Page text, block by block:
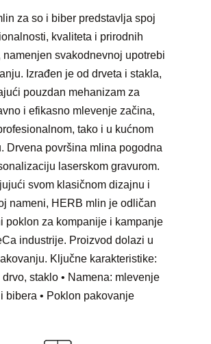
za so i biber predstavlja spoj
kvaliteta i prirodnih
namenjen svakodnevnoj upotrebi
Izrađen je od drveta i stakla,
pouzdan mehanizam za
i efikasno mlevenje začina,
tako i u kućnom
Drvena površina mlina pogodna
laserskom gravurom.
svom klasičnom dizajnu i
nameni, HERB mlin je odličan
poklon za kompanije i kampanje
industrije. Proizvod dolazi u
Ključne karakteristike:
drvo, staklo • Namena: mlevenje
bibera • Poklon pakovanje